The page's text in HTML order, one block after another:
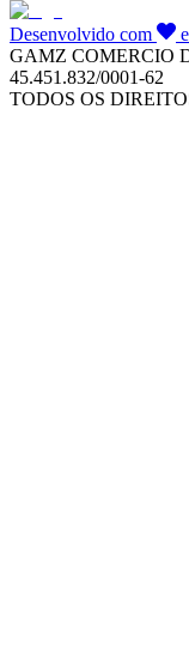
Desenvolvido com e
GAMZ COMERCIO
45.451.832/0001-62
TODOS OS